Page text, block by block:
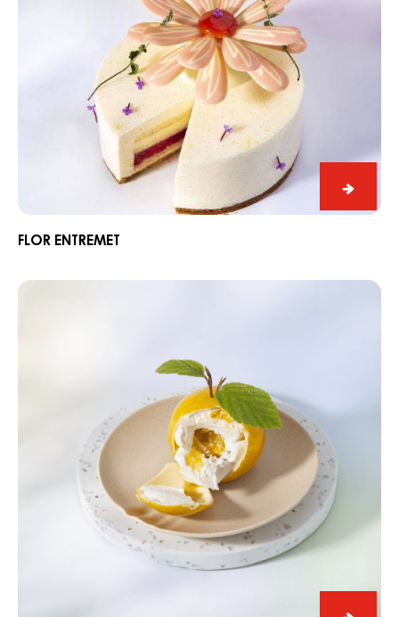
Flor
FLOR ENTREMET
Stuffed